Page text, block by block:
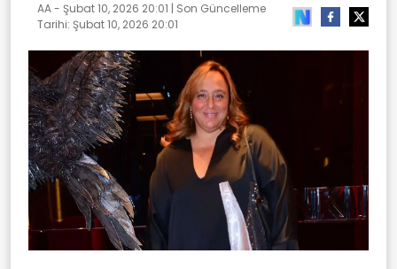
AA - Şubat 10, 2026 20:01 | Son Güncelleme
Tarihi: Şubat 10, 2026 20:01